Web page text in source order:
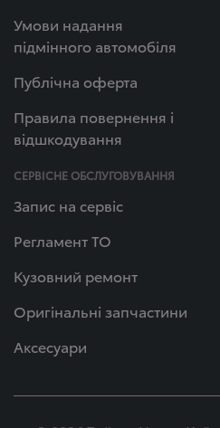
Умови надання
підмінного автомобіля
Публічна оферта
Правила повернення і
відшкодування
СЕРВІСНЕ ОБСЛУГОВУВАННЯ
Запис на сервіс
Регламент ТО
Кузовний ремонт
Оригінальні запчастини
Аксесуари